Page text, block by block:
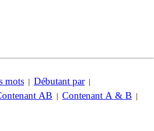
mots | Débutant par|
AB | Contenant A & B |